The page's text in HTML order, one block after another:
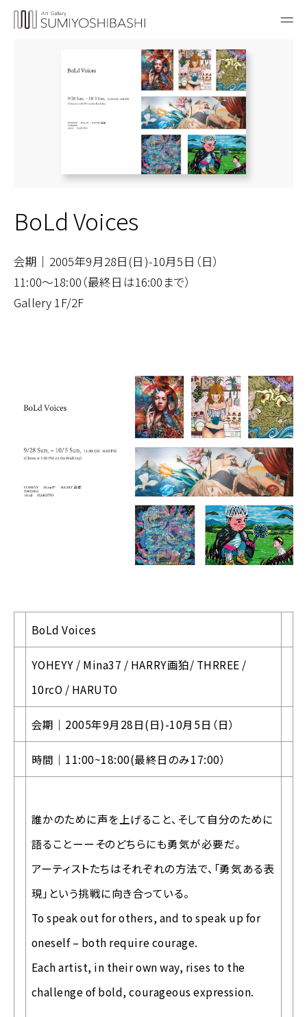
BoLd Voices
会期｜2005年9月28日(日)-10月5日（日）
11:00～18:00（最終日は16:00まで）
Gallery 1F/2F
BoLd Voices
YOHEYY / Mina37 / HARRY画狛/ THRREE /
10rcO / HARUTO
会期｜2005年9月28日(日)-10月5日（日）
時間｜11:00~18:00(最終日のみ17:00）
誰かのために声を上げること、そして自分のために
語ることーーそのどちらにも勇気が必要だ。
アーティストたちはそれぞれの方法で、「勇気ある表
現」という挑戦に向き合っている。
To speak out for others, and to speak up for
oneself – both require courage.
Each artist, in their own way, rises to the
challenge of bold, courageous expression.